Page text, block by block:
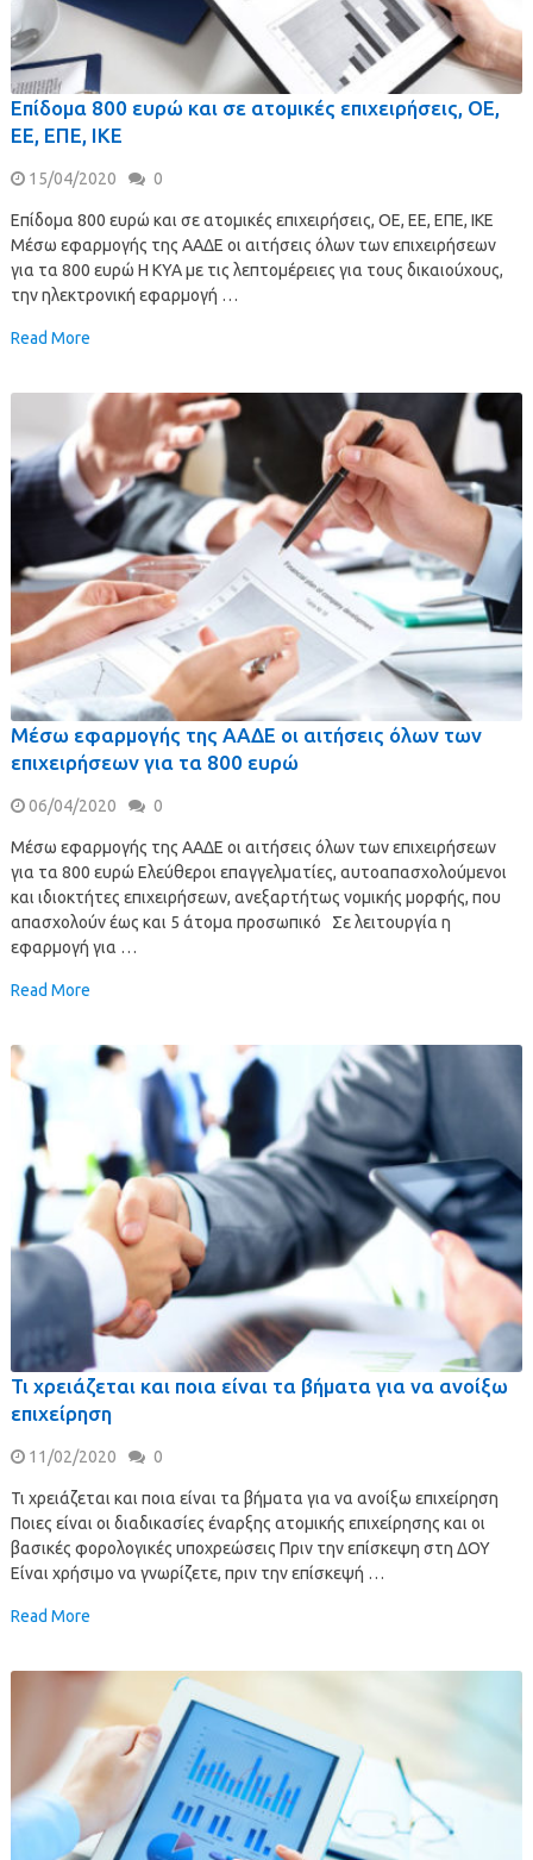
Επίδομα 800 ευρώ και σε ατομικές επιχειρήσεις, ΟΕ,
ΕΕ, ΕΠΕ, ΙΚΕ
15/04/2020 0
Επίδομα 800 ευρώ και σε ατομικές επιχειρήσεις, ΟΕ, ΕΕ, ΕΠΕ, ΙΚΕ
Μέσω εφαρμογής της ΑΑΔΕ οι αιτήσεις όλων των επιχειρήσεων
για τα 800 ευρώ Η ΚΥΑ με τις λεπτομέρειες για τους δικαιούχους,
την ηλεκτρονική εφαρμογή …
Read More
Μέσω εφαρμογής της ΑΑΔΕ οι αιτήσεις όλων των
επιχειρήσεων για τα 800 ευρώ
06/04/2020 0
Μέσω εφαρμογής της ΑΑΔΕ οι αιτήσεις όλων των επιχειρήσεων
για τα 800 ευρώ Ελεύθεροι επαγγελματίες, αυτοαπασχολούμενοι
και ιδιοκτήτες επιχειρήσεων, ανεξαρτήτως νομικής μορφής, που
απασχολούν έως και 5 άτομα προσωπικό Σε λειτουργία η
εφαρμογή για …
Read More
Τι χρειάζεται και ποια είναι τα βήματα για να ανοίξω
επιχείρηση
11/02/2020 0
Τι χρειάζεται και ποια είναι τα βήματα για να ανοίξω επιχείρηση
Ποιες είναι οι διαδικασίες έναρξης ατομικής επιχείρησης και οι
βασικές φορολογικές υποχρεώσεις Πριν την επίσκεψη στη ΔΟΥ
Είναι χρήσιμο να γνωρίζετε, πριν την επίσκεψή …
Read More